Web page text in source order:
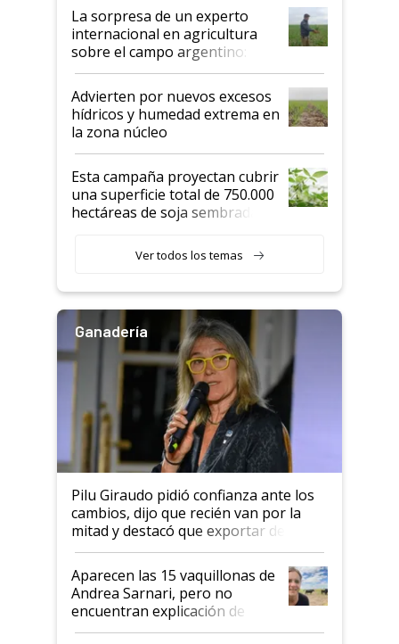
La sorpresa de un experto
internacional en agricultura
sobre el campo argentino:
"Estoy muy impresionado"
Advierten por nuevos excesos
hídricos y humedad extrema en
la zona núcleo
Esta campaña proyectan cubrir
una superficie total de 750.000
hectáreas de soja sembradas
variedades que marcan un
salto tecnológico en genética y
Ver todos los temas
Ganadería
Pilu Giraudo pidió confianza ante los
cambios, dijo que recién van por la
mitad y destacó que exportar dejó de
ser "para unos pocos": "Tenemos un
mandato muy claro del gobierno
nacional"
Aparecen las 15 vaquillonas de
Andrea Sarnari, pero no
encuentran explicación de
cómo llegaron allí